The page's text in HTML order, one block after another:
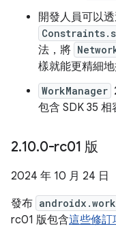
開發人員可以
法，將
樣就能更精細
WorkManager
包含 SDK 35 相
2.10.0-rc01 版
2024 年 10 月 24 日
發布
rc01 版包含這些修訂